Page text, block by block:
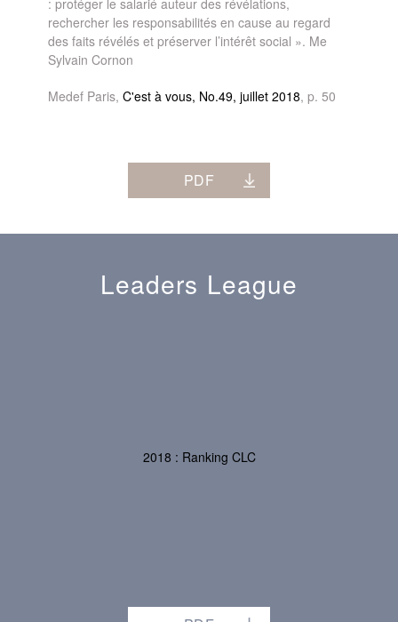
: protéger le salarié auteur des révélations,
rechercher les responsabilités en cause au regard
des faits révélés et préserver l’intérêt social ». Me
Sylvain Cornon
Medef Paris, C'est à vous, No.49, juillet 2018, p. 50
PDF
Leaders League
2018 : Ranking CLC